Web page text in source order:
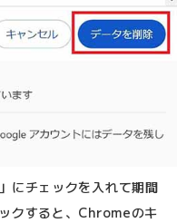
にチェックを入れて期間
クすると、Chromeのキ